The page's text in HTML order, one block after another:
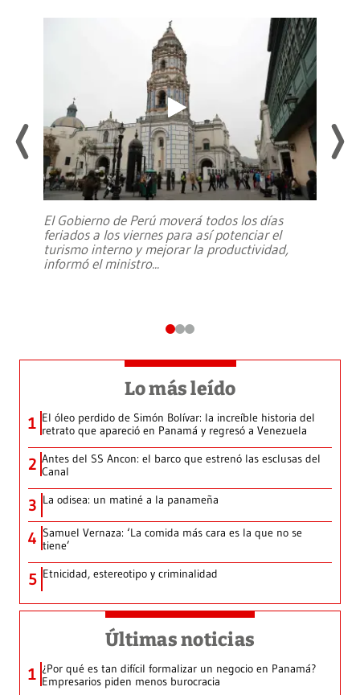
El Gobierno de Perú moverá todos los días
feriados a los viernes para así potenciar el
turismo interno y mejorar la productividad,
informó el ministro...
Lo más leído
1 El óleo perdido de Simón Bolívar: la increíble historia del
retrato que apareció en Panamá y regresó a Venezuela
2 Antes del SS Ancon: el barco que estrenó las esclusas del
Canal
3 La odisea: un matiné a la panameña
4 Samuel Vernaza: ‘La comida más cara es la que no se
tiene’
5 Etnicidad, estereotipo y criminalidad
Últimas noticias
1 ¿Por qué es tan difícil formalizar un negocio en Panamá?
Empresarios piden menos burocracia